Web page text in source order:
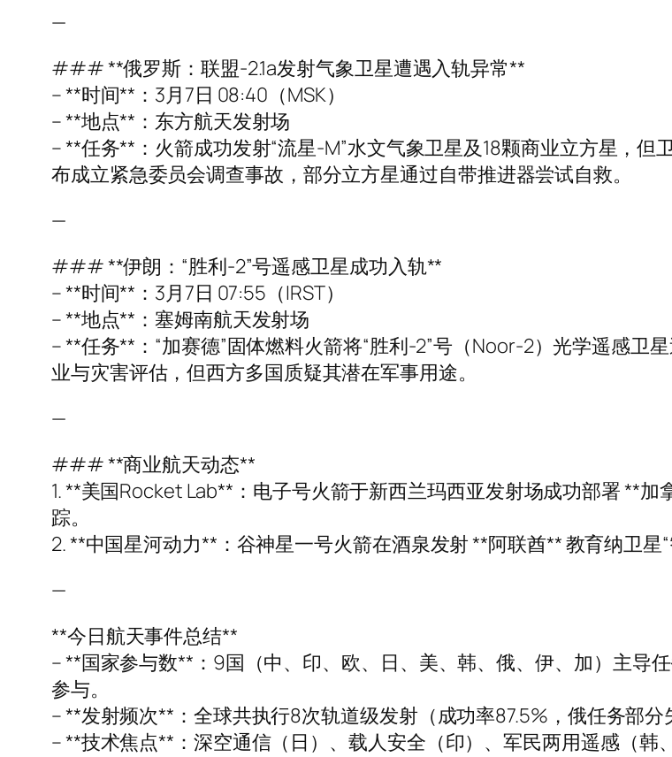
—
### **俄罗斯：联盟-2.1a发射气象卫星遭遇入轨异常**
– **时间**：3月7日 08:40（MSK）
– **地点**：东方航天发射场
– **任务**：火箭成功发射“流星-M”水文气象卫星及18颗商业立方星，
布成立紧急委员会调查事故，部分立方星通过自带推进器尝试自救。
—
### **伊朗：“胜利-2”号遥感卫星成功入轨**
– **时间**：3月7日 07:55（IRST）
– **地点**：塞姆南航天发射场
– **任务**：“加赛德”固体燃料火箭将“胜利-2”号（Noor-2）光学遥感卫
业与灾害评估，但西方多国质疑其潜在军事用途。
—
### **商业航天动态**
1. **美国Rocket Lab**：电子号火箭于新西兰玛西亚发射场成功部署 **
踪。
2. **中国星河动力**：谷神星一号火箭在酒泉发射 **阿联酋** 教育纳卫星
—
**今日航天事件总结**
– **国家参与数**：9国（中、印、欧、日、美、韩、俄、伊、加）主导
参与。
– **发射频次**：全球共执行8次轨道级发射（成功率87.5%，俄任务部分
– **技术焦点**：深空通信（日）、载人安全（印）、军民两用遥感（韩